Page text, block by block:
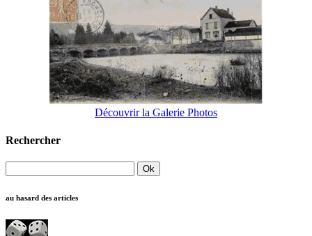
Découvrir la Galerie Photos
Rechercher
au hasard des articles